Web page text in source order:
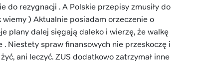
do rezygnacji . A Polskie przepisy zmusiły do
) Aktualnie posiadam orzeczenie o
plany dalej sięgają daleko i wierzę, że walkę
Niestety spraw finansowych nie przeskoczę i
ani leczyć. ZUS dodatkowo zatrzymał inne